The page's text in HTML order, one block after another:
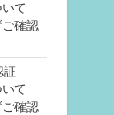
て
確認
証
て
確認